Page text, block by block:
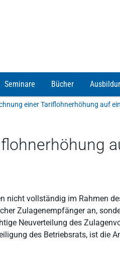
Seminare Bücher
einer Tariflohnerhöhung auf
nicht vollständig im Rahmen
Zulagenempfänger an,
Neuverteilung des
des Betriebsrats, ist die